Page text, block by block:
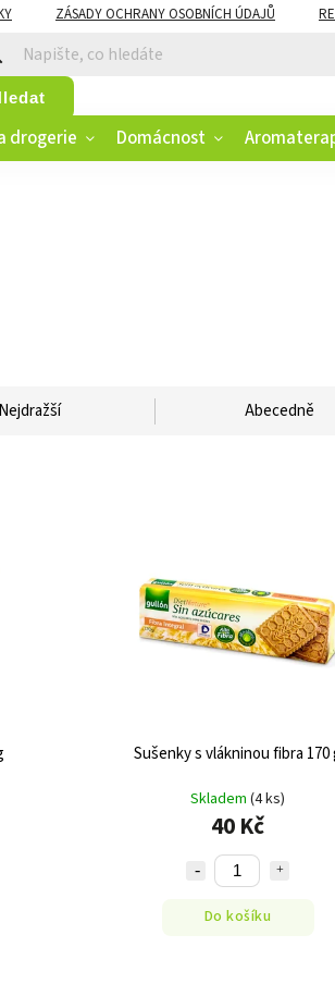
ZÁSADY OCHRANY OSOBNÍCH ÚDAJŮ
drogerie Domácnost
Nejdražší Abecedně
Sušenky s vlákninou fibra 170
Skladem(4 ks)
40 Kč
Do košíku